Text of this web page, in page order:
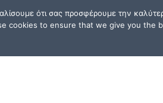
ότι σας προσφέρουμε την
cookies to ensure that we give you